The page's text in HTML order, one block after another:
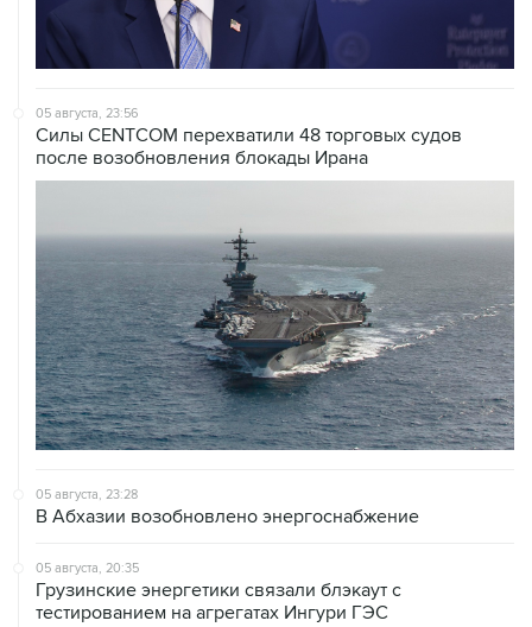
05 августа, 23:56
Силы CENTCOM перехватили 48 торговых судов
после возобновления блокады Ирана
05 августа, 23:28
В Абхазии возобновлено энергоснабжение
05 августа, 20:35
Грузинские энергетики связали блэкаут с
тестированием на агрегатах Ингури ГЭС